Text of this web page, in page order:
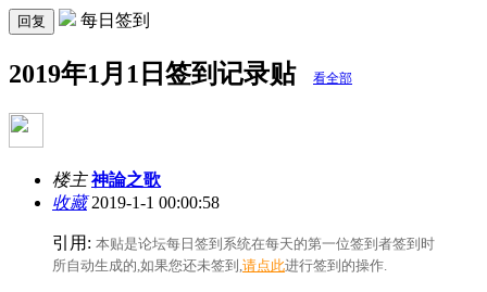
回复 每日签到
2019年1月1日签到记录贴 看全部
楼主 神論之歌
收藏2019-1-1 00:00:58
引用: 本贴是论坛每日签到系统在每天的第一位签到者签到时
所自动生成的,如果您还未签到, 请点此进行签到的操作.